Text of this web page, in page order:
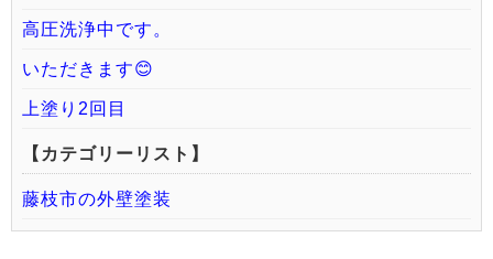
高圧洗浄中です。
いただきます😊
上塗り2回目
【カテゴリーリスト】
藤枝市の外壁塗装